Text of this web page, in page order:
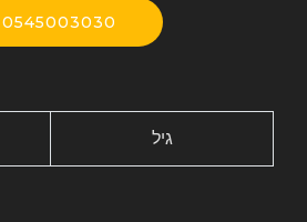
0545003030
גיל